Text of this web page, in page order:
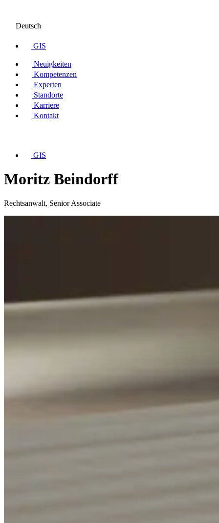
Deutsch
GIS
Neuigkeiten
Kompetenzen
Experten
Standorte
Karriere
Kontakt
GIS
Moritz Beindorff
Rechtsanwalt, Senior Associate